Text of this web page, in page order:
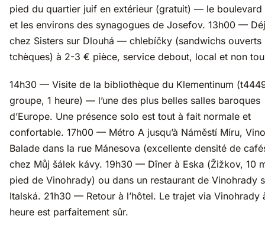
pied du quartier juif en extérieur (gratuit) — le boulevard
et les environs des synagogues de Josefov. 13h00 —
chez Sisters sur Dlouhá — chlebíčky (sandwichs ouverts
tchèques) à 2-3 € pièce, service debout, local et non
14h30 — Visite de la bibliothèque du Klementinum
groupe, 1 heure) — l’une des plus belles salles baroques
d’Europe. Une présence solo est tout à fait normale et
confortable. 17h00 — Métro A jusqu’à Náměstí Míru,
Balade dans la rue Mánesova (excellente densité de
chez Můj šálek kávy. 19h30 — Dîner à Eska (Žižkov, 10
pied de Vinohrady) ou dans un restaurant de Vinohrady
Italská. 21h30 — Retour à l’hôtel. Le trajet via Vinohrady
heure est parfaitement sûr.